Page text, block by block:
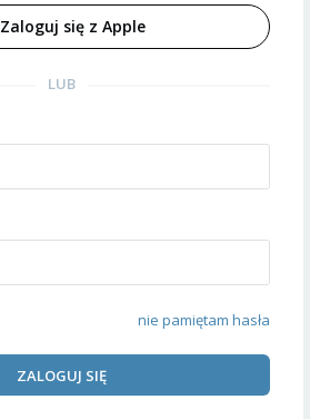
Zaloguj się z Apple
LUB
nie pamiętam hasła
ZALOGUJ SIĘ